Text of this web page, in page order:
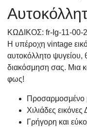
KΩΔΙΚΟΣ: fr-Ig-11-00-
Η υπέροχη vintage
αυτοκόλλητο ψυγείου,
διακόσμηση σας. Μια
φως!
Προσαρμοσμένo
Χιλιάδες
Γρήγορη και